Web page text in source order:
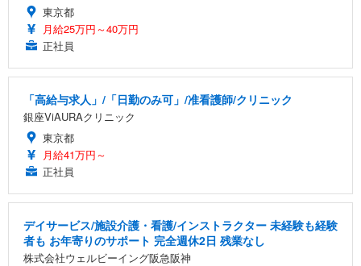
東京都
月給25万円～40万円
正社員
「高給与求人」/「日勤のみ可」/准看護師/クリニック
銀座ViAURAクリニック
東京都
月給41万円～
正社員
デイサービス/施設介護・看護/インストラクター 未経験も経験
者も お年寄りのサポート 完全週休2日 残業なし
株式会社ウェルビーイング阪急阪神